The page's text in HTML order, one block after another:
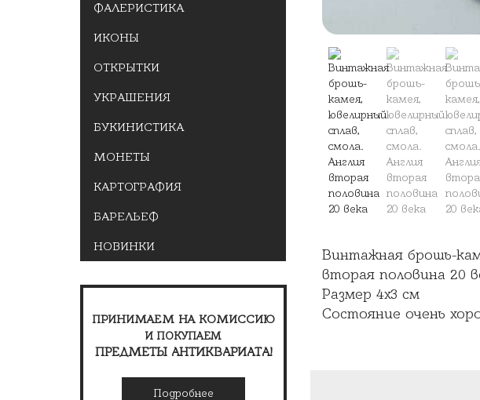
ФАЛЕРИСТИКА
ИКОНЫ
ОТКРЫТКИ
УКРАШЕНИЯ
БУКИНИСТИКА
МОНЕТЫ
КАРТОГРАФИЯ
БАРЕЛЬЕФ
НОВИНКИ
ПРИНИМАЕМ НА КОМИССИЮ
И ПОКУПАЕМ
ПРЕДМЕТЫ АНТИКВАРИАТА!
Подробнее
Винтажная брошь-
вторая половина 20
Размер 4х3 см
Состояние очень